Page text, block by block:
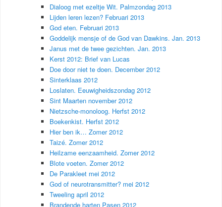
Dialoog met ezeltje Wit. Palmzondag 2013
Lijden leren lezen? Februari 2013
God eten. Februari 2013
Goddelijk mensje of de God van Dawkins. Jan. 2013
Janus met de twee gezichten. Jan. 2013
Kerst 2012: Brief van Lucas
Doe door niet te doen. December 2012
Sinterklaas 2012
Loslaten. Eeuwigheidszondag 2012
Sint Maarten november 2012
Nietzsche-monoloog. Herfst 2012
Boekenkist. Herfst 2012
Hier ben ik… Zomer 2012
Taizé. Zomer 2012
Heilzame eenzaamheid. Zomer 2012
Blote voeten. Zomer 2012
De Parakleet mei 2012
God of neurotransmitter? mei 2012
Tweeling april 2012
Brandende harten Pasen 2012